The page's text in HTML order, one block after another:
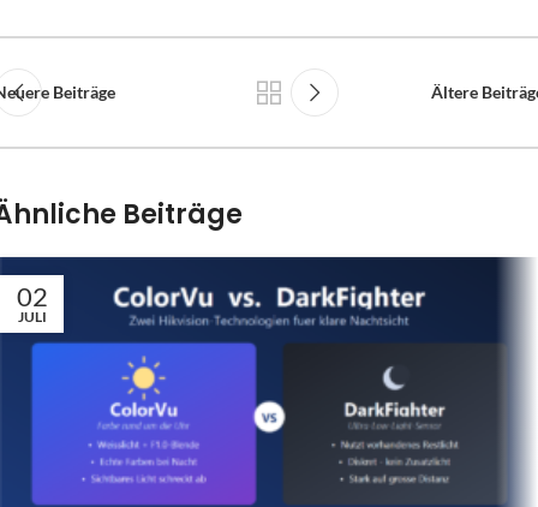
Beiträge Ältere
Beiträge
02
JULI